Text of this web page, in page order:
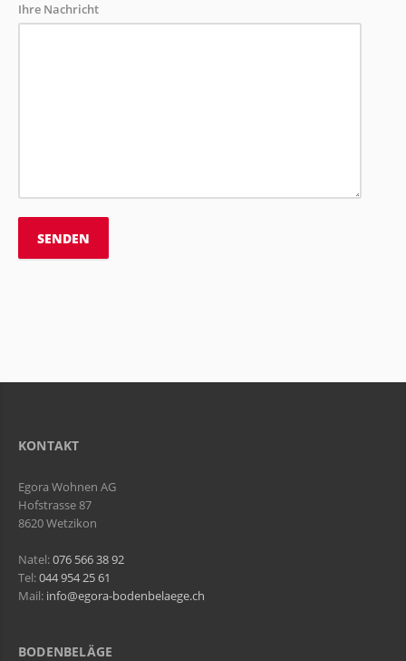
Ihre Nachricht
KONTAKT
Egora Wohnen AG
Hofstrasse 87
8620 Wetzikon
Natel:076 566 38 92
Tel:044 954 25 61
Mail: info@egora-bodenbelaege.ch
BODENBELÄGE